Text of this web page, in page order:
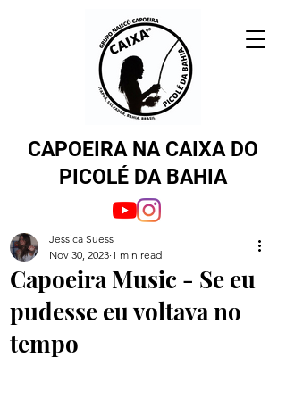
CAPOEIRA NA CAIXA DO
PICOLÉ DA BAHIA
Capoeira Music - Se eu
pudesse eu voltava no
tempo
Jessica Suess
Nov 30, 2023 1 min read